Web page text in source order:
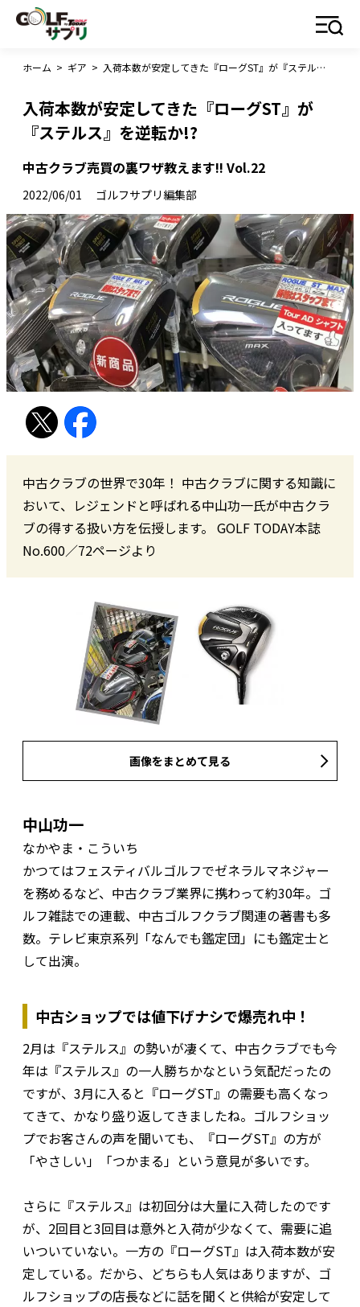
ホーム > ギア > 入荷本数が安定してきた『ローグST』が『ステルス』を逆転か!?
入荷本数が安定してきた『ローグST』が
『ステルス』を逆転か!?
中古クラブ売買の裏ワザ教えます!! Vol.22
2022/06/01 ゴルフサプリ編集部
中古クラブの世界で30年！ 中古クラブに関する知識に
おいて、レジェンドと呼ばれる中山功一氏が中古クラ
ブの得する扱い方を伝授します。 GOLF TODAY本誌
No.600／72ページより
画像をまとめて見る
中山功一
なかやま・こういち
かつてはフェスティバルゴルフでゼネラルマネジャー
を務めるなど、中古クラブ業界に携わって約30年。ゴ
ルフ雑誌での連載、中古ゴルフクラブ関連の著書も多
数。テレビ東京系列「なんでも鑑定団」にも鑑定士と
して出演。
中古ショップでは値下げナシで爆売れ中！
2月は『ステルス』の勢いが凄くて、中古クラブでも今
年は『ステルス』の一人勝ちかなという気配だったの
ですが、3月に入ると『ローグST』の需要も高くなっ
てきて、かなり盛り返してきましたね。ゴルフショッ
プでお客さんの声を聞いても、『ローグST』の方が
「やさしい」「つかまる」という意見が多いです。
さらに『ステルス』は初回分は大量に入荷したのです
が、2回目と3回目は意外と入荷が少なくて、需要に追
いついていない。一方の『ローグST』は入荷本数が安
定している。だから、どちらも人気はありますが、ゴ
ルフショップの店長などに話を聞くと供給が安定して